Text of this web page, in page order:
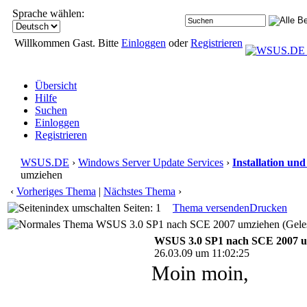
Sprache wählen:
Willkommen Gast. Bitte Einloggen oderRegistrieren
Übersicht
Hilfe
Suchen
Einloggen
Registrieren
WSUS.DE › Windows Server Update Services › Installation
umziehen
‹ Vorheriges Thema | Nächstes Thema ›
Seiten: 1
Thema versendenDrucken
WSUS 3.0 SP1 nach SCE 2007 umziehen
WSUS 3.0 SP1 nach SCE 2007
26.03.09 um 11:02:25
Moin moin,